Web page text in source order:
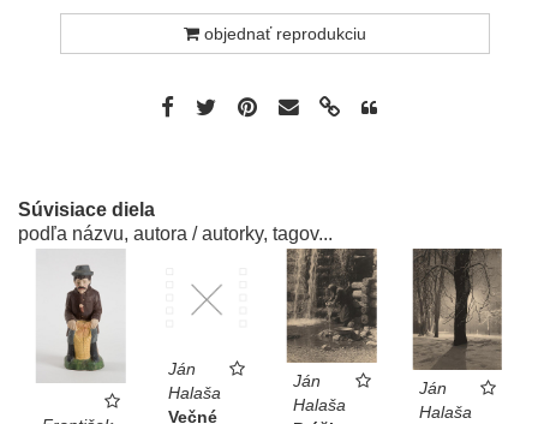
objednať reprodukciu
Súvisiace diela
podľa názvu, autora / autorky, tagov...
Ján
Halaša
Večné
Ján
Halaša
Ján
Halaša